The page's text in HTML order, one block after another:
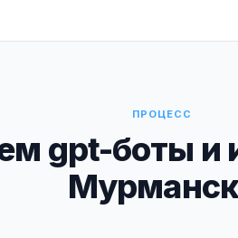
ПРОЦЕСС
gpt-боты и